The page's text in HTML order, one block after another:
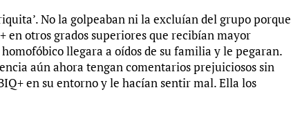
No la golpeaban ni la excluían del grupo porque
otros grados superiores que recibían mayor
llegara a oídos de su familia y le pegaran.
aún ahora tengan comentarios prejuiciosos sin
en su entorno y le hacían sentir mal. Ella los